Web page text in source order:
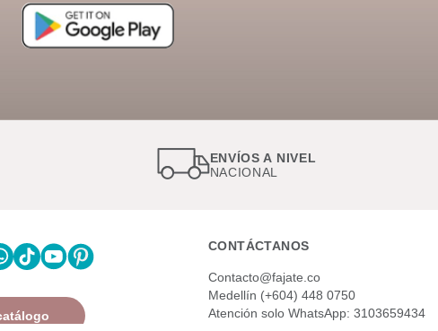
ENVÍOS A NIVEL
NACIONAL
CONTÁCTANOS
Contacto@fajate.co
Medellín (+604) 448 0750
Atención solo WhatsApp: 3103659434